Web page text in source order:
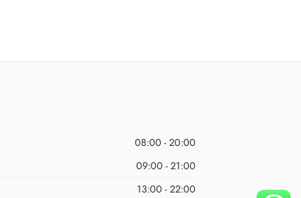
08:00 - 20:00
09:00 - 21:00
13:00 - 22:00